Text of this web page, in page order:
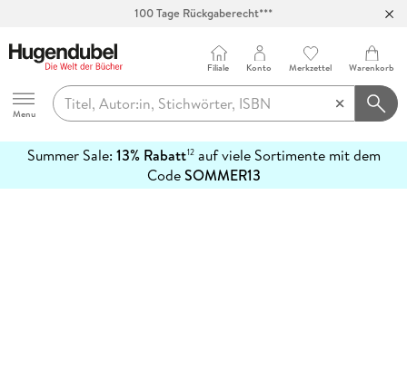
100 Tage Rückgaberecht***
Hugendubel
Menu
Filiale Konto Merkzettel Warenkorb
Summer Sale: 13% Rabatt12auf viele Sortimente mit dem
CodeSOMMER13
erfahren